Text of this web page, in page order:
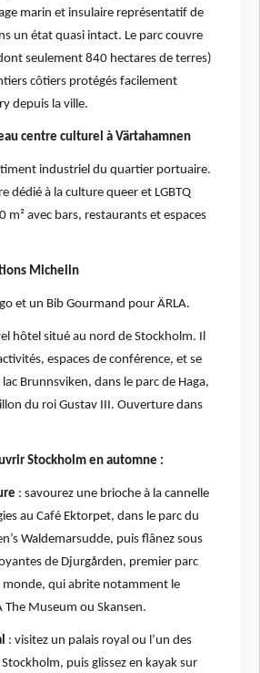
marin et insulaire représentatif de
un état quasi intact. Le parc couvre
seulement 840 hectares de terres)
côtiers protégés facilement
depuis la ville.
centre culturel à Värtahamnen
industriel du quartier portuaire.
dédié à la culture queer et LGBTQ
m² avec bars, restaurants et espaces
Michelin
et un Bib Gourmand pour ÄRLA.
hôtel situé au nord de Stockholm. Il
espaces de conférence, et se
Brunnsviken, dans le parc de Haga,
du roi Gustav III. Ouverture dans
Stockholm en automne :
: savourez une brioche à la cannelle
au Café Ektorpet, dans le parc du
Waldemarsudde, puis flânez sous
de Djurgården, premier parc
monde, qui abrite notamment le
The Museum ou Skansen.
: visitez un palais royal ou l’un des
puis glissez en kayak sur